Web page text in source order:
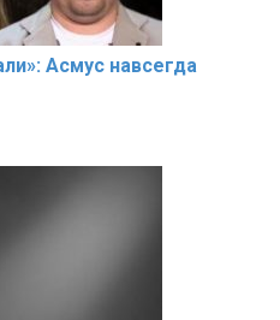
Асмус навсегда